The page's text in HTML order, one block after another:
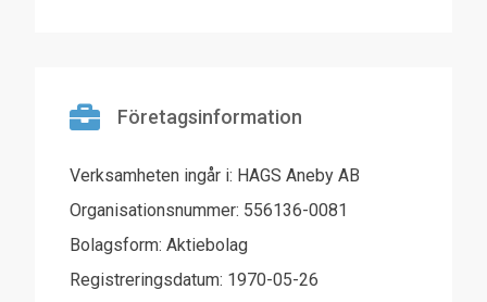
Företagsinformation
Verksamheten ingår i: HAGS Aneby AB
Organisationsnummer: 556136-0081
Bolagsform: Aktiebolag
Registreringsdatum: 1970-05-26